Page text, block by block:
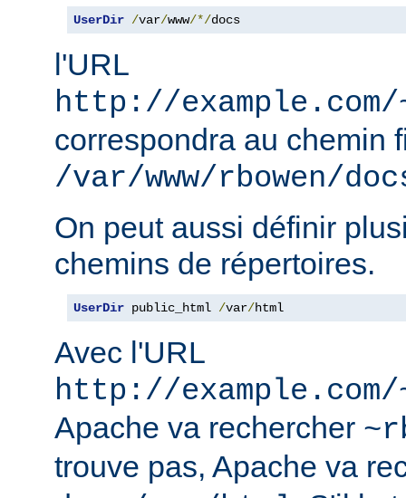
UserDir /var/www/*/docs
l'URL
http://
correspondra au chemin
/var/www/rbowen/
On peut aussi définir
chemins de répertoires.
UserDir public_html /var/html
Avec l'URL
http://
Apache va rechercher
trouve pas, Apache va